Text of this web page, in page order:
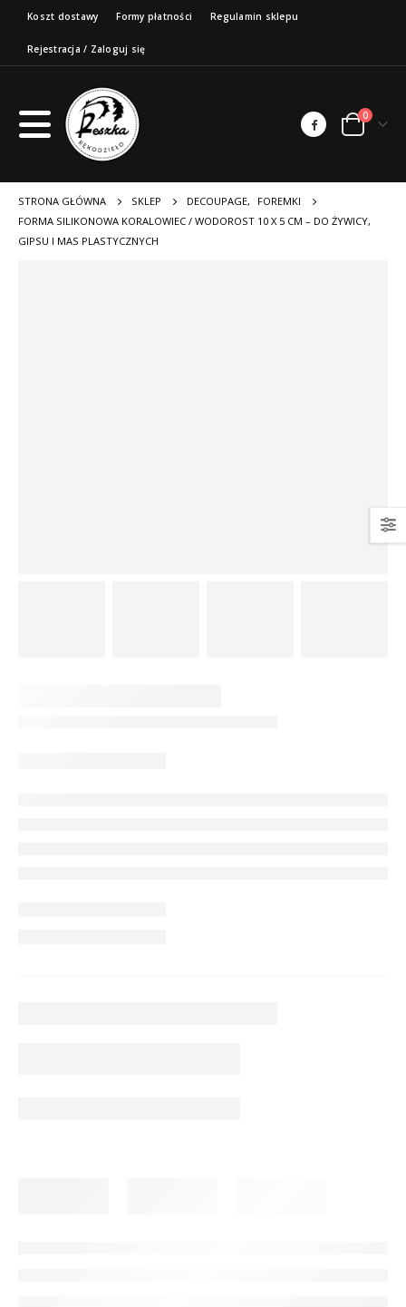
Koszt dostawy Formy płatności Regulamin sklepu
Rejestracja / Zaloguj się
0
STRONA GŁÓWNA SKLEP DECOUPAGE,
FOREMKI
FORMA SILIKONOWA KORALOWIEC / WODOROST 10 X 5 CM – DO ŻYWICY,
GIPSU I MAS PLASTYCZNYCH